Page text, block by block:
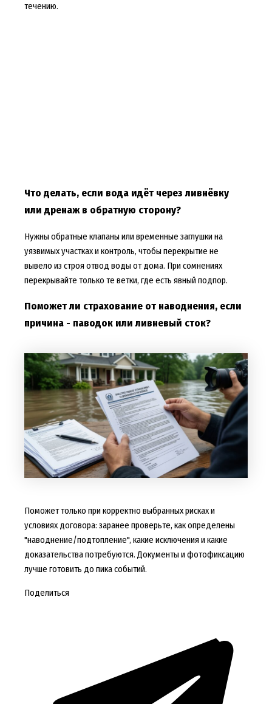
течению.
Что делать, если вода идёт через ливнёвку
или дренаж в обратную сторону?
Нужны обратные клапаны или временные заглушки на
уязвимых участках и контроль, чтобы перекрытие не
вывело из строя отвод воды от дома. При сомнениях
перекрывайте только те ветки, где есть явный подпор.
Поможет ли страхование от наводнения, если
причина - паводок или ливневый сток?
Поможет только при корректно выбранных рисках и
условиях договора: заранее проверьте, как определены
"наводнение/подтопление", какие исключения и какие
доказательства потребуются. Документы и фотофиксацию
лучше готовить до пика событий.
Поделиться